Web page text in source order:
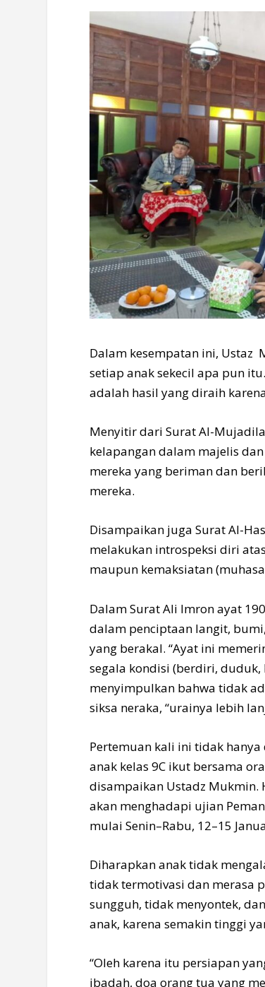
Dalam kesempatan ini, Ustaz
setiap anak sekecil apa pun
adalah hasil yang diraih
Menyitir dari Surat Al-
kelapangan dalam majelis
mereka yang beriman dan
mereka.
Disampaikan juga Surat Al-
melakukan introspeksi diri
maupun kemaksiatan
Dalam Surat Ali Imron ayat
dalam penciptaan langit,
yang berakal. “Ayat ini
segala kondisi (berdiri,
menyimpulkan bahwa tidak
siksa neraka, “urainya lebih
Pertemuan kali ini tidak
anak kelas 9C ikut bersama
disampaikan Ustadz Mukmin.
akan menghadapi ujian
mulai Senin–Rabu, 12–15
Diharapkan anak tidak
tidak termotivasi dan merasa
sungguh, tidak menyontek,
anak, karena semakin tinggi
“Oleh karena itu persiapan
ibadah, doa orang tua yang